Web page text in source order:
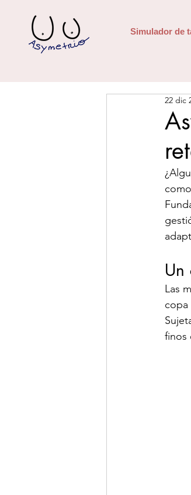
Simulador de
22 dic
Un
Las
copa
finos